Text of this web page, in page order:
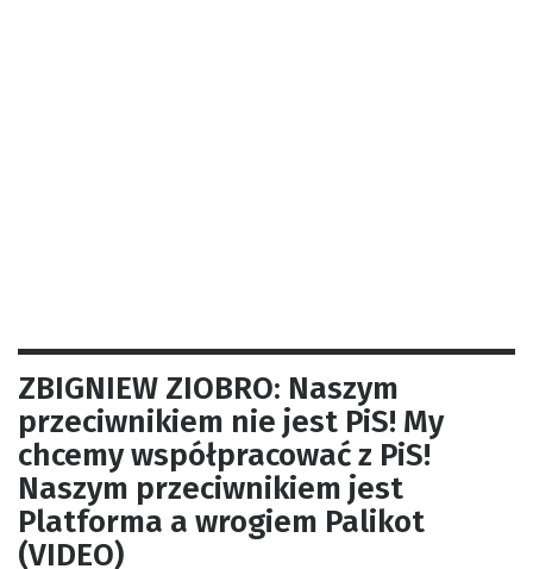
ZBIGNIEW ZIOBRO: Naszym
przeciwnikiem nie jest PiS! My
chcemy współpracować z PiS!
Naszym przeciwnikiem jest
Platforma a wrogiem Palikot
(VIDEO)